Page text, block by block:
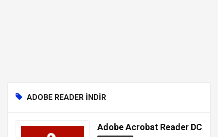
ADOBE READER INDIR
Adobe Acrobat Reader DC